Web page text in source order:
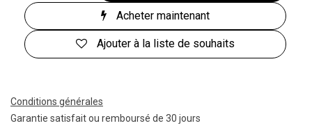
Acheter maintenant
Ajouter à la liste de souhaits
Conditions générales
Garantie satisfait ou remboursé de 30 jours